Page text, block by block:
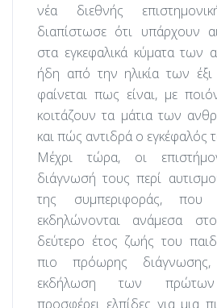
νέα διεθνής
διαπίστωσε ότι υπάρχουν
στα εγκεφαλικά κύματα των
ήδη από την ηλικία των
φαίνεται πως είναι, με
κοιτάζουν τα μάτια των
και πώς αντιδρά ο εγκέφαλός
Μέχρι τώρα, οι
διάγνωσή τους περί
της συμπεριφοράς,
εκδηλώνονται ανάμεσα
δεύτερο έτος ζωής του
πιο πρόωρης
εκδήλωση των πρώτων
προσφέρει ελπίδες για μια